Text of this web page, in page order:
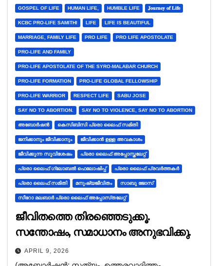
GOSPEL OF LIFE HUMAN LIFE, HUMBLE LIFE 𝐉𝐨𝐮𝐫𝐧𝐞𝐲 𝐨𝐟 𝐋𝐢𝐟𝐞
KCBC PRO-LIFE SAMITHI LIFE LIFE IS BEAUTIFUL
MARRIAGE, FAMILY LIFE PRO LIFE PRO LIFE APOSTOLATE
PRO-LIFE AND FAMILY
PRO-LIFE APOSTOLATE OF THE SYRO-MALABAR CHURCH
PRO-LIFE FORMATION PRO-LIFE GLOBAL FELLOWSHIP
PRO-LIFE WARRIOR RESPECT LIFE SABU JOSE
SAY NO TO ABORTION. SAY NO TO VIOLENCE, SAY NO TO ABORTION
അബോർഷൻ കെസിബിസി പ്രൊ ലൈഫ് സമിതി
ജനിക്കാനും ജീവിക്കാനും ജീവിക്കാൻ ഉള്ള അവകാശം
ജീവിക്കുന്ന സുവിശേഷം പ്രൊ ലൈഫ് അപ്പോസ്തലേറ്റ്
പ്രൊ ലൈഫ് ഗ്ലോബൽ ഫെലോഷിപ്പ് പ്രൊ ലൈഫ് പ്രവർത്തകർ
പ്രൊ ലൈഫ് സമിതി മനുഷ്യജീവിതം സാബു ജോസ്
സീറോ മലബാർ പ്രൊ ലൈഫ് അപ്പോസ്‌തലേറ്റ്
ജീവിതത്തെ തിരഞ്ഞെടുക്കൂ.
സന്തോഷം, സമാധാനം അനുഭവിക്കു.
APRIL 9, 2026